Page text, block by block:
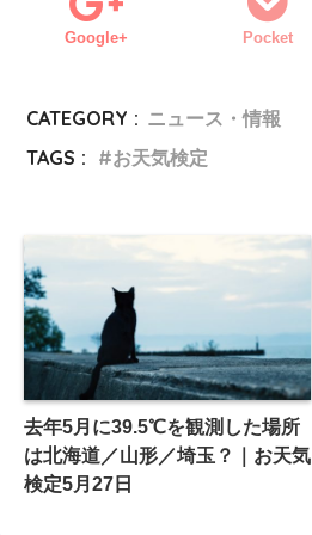
Google+ Pocket
CATEGORY : ニュース・情報
TAGS :
お天気検定
去年5月に39.5℃を観測した場所
は北海道／山形／埼玉？｜お天気
検定5月27日